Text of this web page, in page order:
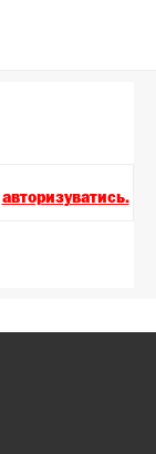
авторизуватись.